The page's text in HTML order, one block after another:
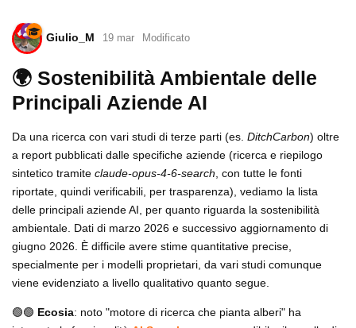
Giulio_M 19 mar Modificato
🌍 Sostenibilità Ambientale delle
Principali Aziende AI
Da una ricerca con vari studi di terze parti (es. DitchCarbon) oltre
a report pubblicati dalle specifiche aziende (ricerca e riepilogo
sintetico tramite claude-opus-4-6-search , con tutte le fonti
riportate, quindi verificabili, per trasparenza), vediamo la lista
delle principali aziende AI, per quanto riguarda la sostenibilità
ambientale. Dati di marzo 2026 e successivo aggiornamento di
giugno 2026. È difficile avere stime quantitative precise,
specialmente per i modelli proprietari, da vari studi comunque
viene evidenziato a livello qualitativo quanto segue.
🟢🟢 Ecosia: noto "motore di ricerca che pianta alberi" ha